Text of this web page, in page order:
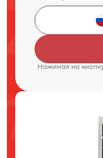
Нажимая на